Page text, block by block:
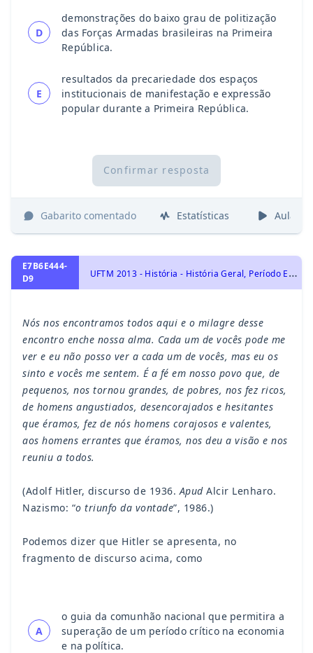
D
demonstrações do baixo grau de politização
das Forças Armadas brasileiras na Primeira
República.
E
resultados da precariedade dos espaços
institucionais de manifestação e expressão
popular durante a Primeira República.
Confirmar resposta
Gabarito comentado Estatísticas Aulas
E7B6E444-
D9
U
FTM 2013 - História - História Geral, Período Entre-Guerras: Totalitarismos
Nós nos encontramos todos aqui e o milagre desse
encontro enche nossa alma. Cada um de vocês pode me
ver e eu não posso ver a cada um de vocês, mas eu os
sinto e vocês me sentem. É a fé em nosso povo que, de
pequenos, nos tornou grandes, de pobres, nos fez ricos,
de homens angustiados, desencorajados e hesitantes
que éramos, fez de nós homens corajosos e valentes,
aos homens errantes que éramos, nos deu a visão e nos
reuniu a todos.
(Adolf Hitler, discurso de 1936.Apud Alcir Lenharo.
Nazismo: “o triunfo da vontade”, 1986.)
Podemos dizer que Hitler se apresenta, no
fragmento de discurso acima, como
A
o guia da comunhão nacional que permitira a
superação de um período crítico na economia
e na política.